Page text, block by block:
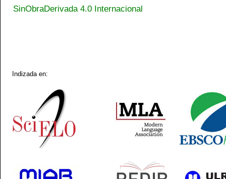
SinObraDerivada 4.0 Internacional
Indizada en: